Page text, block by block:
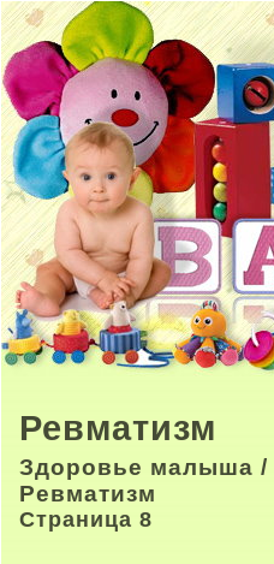
Ревматизм
Здоровье малыша /
Ревматизм
Страница 8